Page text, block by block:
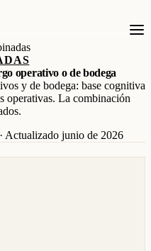
operativo o de bodega
y de bodega: base cognitiva
operativas. La combinación
· Actualizado junio de 2026